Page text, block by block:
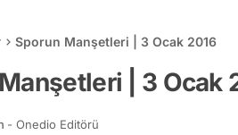
Sporun Manşetleri | 3 Ocak 2016
| 3 Ocak
- Onedio Editörü